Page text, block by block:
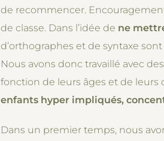
de recommencer.
de classe. Dans l’idée de ne
d’orthographes et de syntaxe
Nous avons donc travaillé avec
fonction de leurs âges et de leurs
enfants hyper impliqués,
Dans un premier temps, nous